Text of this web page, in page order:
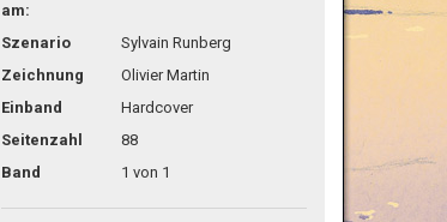
am:
Szenario
Sylvain Runberg
Zeichnung
Olivier Martin
Einband
Hardcover
Seitenzahl
88
Band
1 von 1